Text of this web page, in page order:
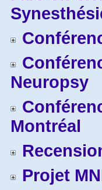
Neuropsy
Montréal
Projet